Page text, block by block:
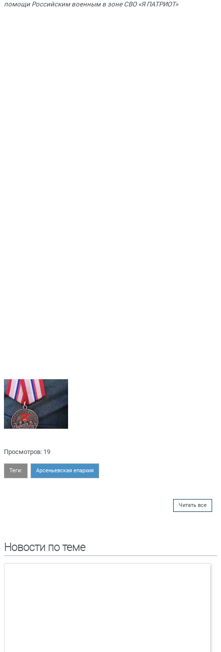
помощи Российским военным в зоне СВО «Я ПАТРИОТ»
Просмотров: 19
Теги: Арсеньевская епархия
Читать все
Новости по теме